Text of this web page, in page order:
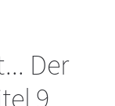
Der
9